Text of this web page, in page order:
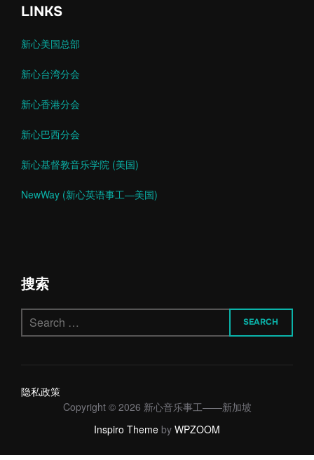
LINKS
新心美国总部
新心台湾分会
新心香港分会
新心巴西分会
新心基督教音乐学院 (美国)
NewWay (新心英语事工—美国)
搜索
Search
for:
SEARCH
隐私政策
Copyright © 2026 新心音乐事工——新加坡
Inspiro Theme by WPZOOM